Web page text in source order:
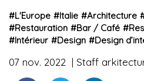
#L'Europe #Italie #Architecture
#Restauration #Bar / Café #
#Intérieur #Design #Design
07 nov. 2022 Staff